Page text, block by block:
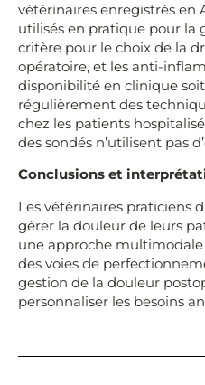
vétérinaires enregistrés en
utilisés en pratique pour la
critère pour le choix de la
opératoire, et les anti-
disponibilité en clinique
régulièrement des
chez les patients
des sondés n’utilisent pas
Conclusions et
Les vétérinaires praticiens
gérer la douleur de leurs
une approche
des voies de
gestion de la douleur
personnaliser les besoins